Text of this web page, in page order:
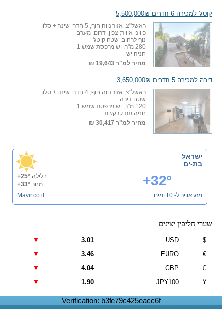
קוטג' למכירה 6 חדרים 5,500,000₪
ראשל"צ, אזור נווה חוף, 5 חדרי שינה + סלון
כיווני אוויר: צפון, דרום, מערב
נוף לרחוב, שטח קוטג'
280 מ"ר, יש מרפסת שמש 1
חניה יש
מחיר למ"ר 19,643 ₪
דירה למכירה 5 חדרים 3,650,000₪
ראשל"צ, אזור נווה חוף, 4 חדרי שינה + סלון
שטח דירה
120 מ"ר, יש מרפסת שמש 1
חניה תת קרקעית
מחיר למ"ר 30,417 ₪
ישראל
בת-ים
+32° בלילה +25°
מחר +33°
מזג אוויר ל- 10 ימים
Mavir.co.il
שערי חליפין יציגים
$
USD
3.01
▼
€
EURO
3.46
▼
£
GBP
4.04
▼
¥
JPY100
1.90
▼
Verification: b3fe79c425eacc6f